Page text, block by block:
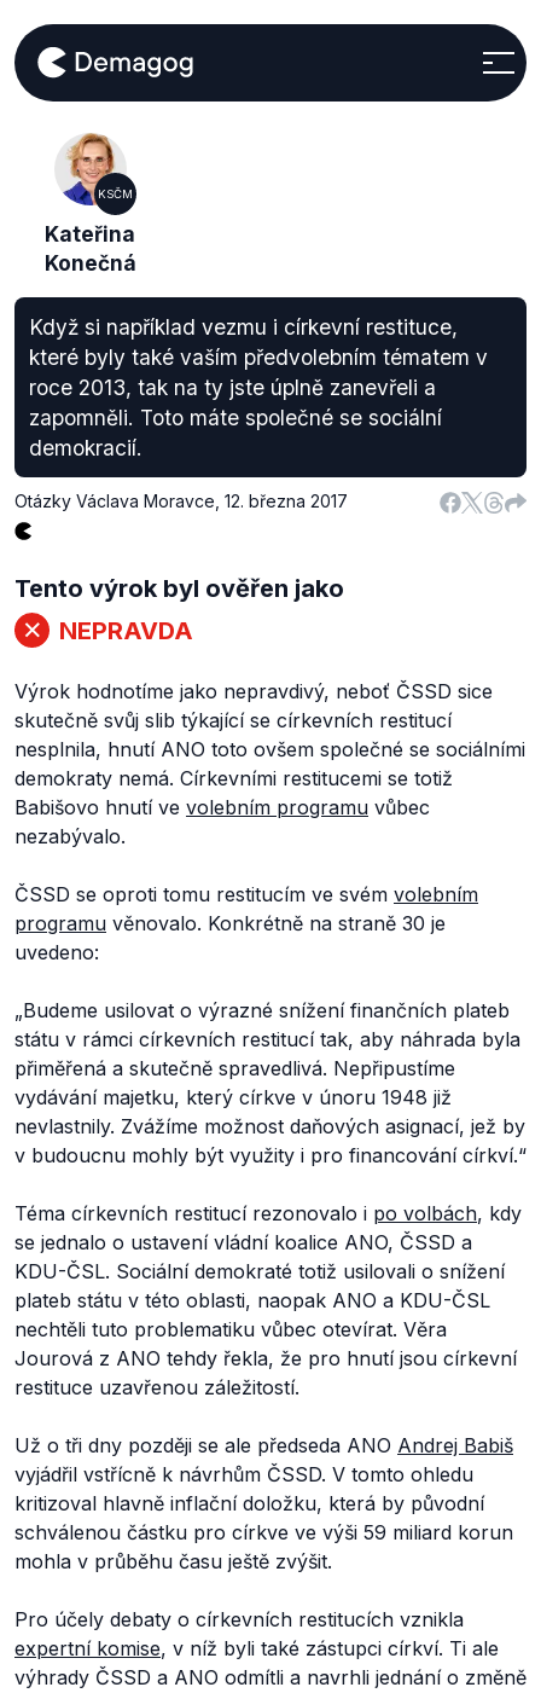
KSČM
Kateřina
Konečná
Když si například vezmu i církevní restituce,
které byly také vaším předvolebním tématem v
roce 2013, tak na ty jste úplně zanevřeli a
zapomněli. Toto máte společné se sociální
demokracií.
Otázky Václava Moravce 12. března 2017
Tento výrok byl ověřen jako
NEPRAVDA
Výrok hodnotíme jako nepravdivý, neboť ČSSD sice
skutečně svůj slib týkající se církevních restitucí
nesplnila, hnutí ANO toto ovšem společné se sociálními
demokraty nemá. Církevními restitucemi se totiž
Babišovo hnutí ve volebním programu vůbec
nezabývalo.
ČSSD se oproti tomu restitucím ve svém volebním
programu věnovalo. Konkrétně na straně 30 je
uvedeno:
„Budeme usilovat o výrazné snížení finančních plateb
státu v rámci církevních restitucí tak, aby náhrada byla
přiměřená a skutečně spravedlivá. Nepřipustíme
vydávání majetku, který církve v únoru 1948 již
nevlastnily. Zvážíme možnost daňových asignací, jež by
v budoucnu mohly být využity i pro financování církví.“
Téma církevních restitucí rezonovalo i po volbách, kdy
se jednalo o ustavení vládní koalice ANO, ČSSD a
KDU-ČSL. Sociální demokraté totiž usilovali o snížení
plateb státu v této oblasti, naopak ANO a KDU-ČSL
nechtěli tuto problematiku vůbec otevírat. Věra
Jourová z ANO tehdy řekla, že pro hnutí jsou církevní
restituce uzavřenou záležitostí.
Už o tři dny později se ale předseda ANO Andrej Babiš
vyjádřil vstřícně k návrhům ČSSD. V tomto ohledu
kritizoval hlavně inflační doložku, která by původní
schválenou částku pro církve ve výši 59 miliard korun
mohla v průběhu času ještě zvýšit.
Pro účely debaty o církevních restitucích vznikla
expertní komise, v níž byli také zástupci církví. Ti ale
výhrady ČSSD a ANO odmítli a navrhli jednání o změně